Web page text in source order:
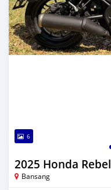
6
2025 Honda Rebel
Bansang